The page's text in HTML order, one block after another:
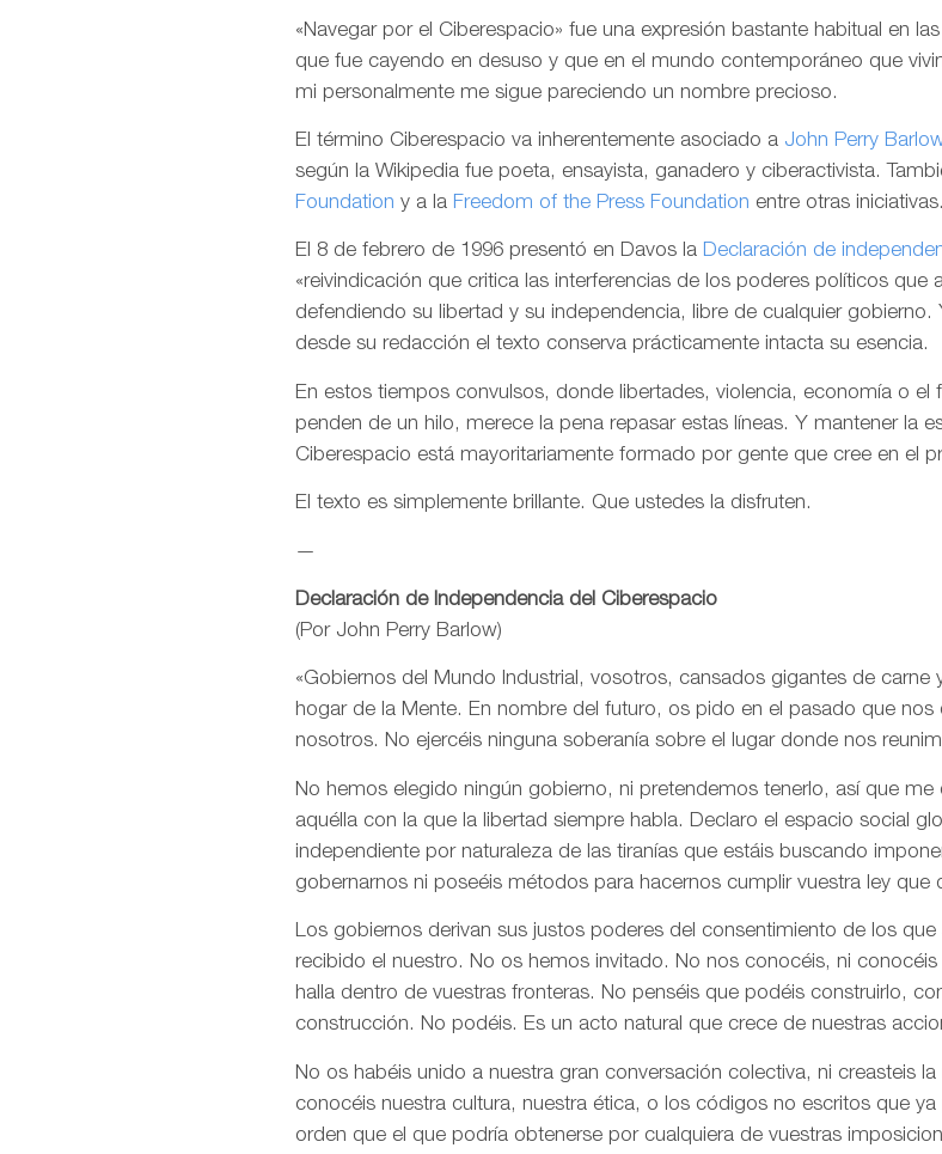
«Navegar por el Ciberespacio» fue una expresión bastante habitual en
que fue cayendo en desuso y que en el mundo contemporáneo que
mi personalmente me sigue pareciendo un nombre precioso.
El término Ciberespacio va inherentemente asociado a John Perry
según la Wikipedia fue poeta, ensayista, ganadero y ciberactivista.
Foundation y a la Freedom of the Press Foundation entre otras iniciativas.
El 8 de febrero de 1996 presentó en Davos la Declaración de
«reivindicación que critica las interferencias de los poderes políticos que
defendiendo su libertad y su independencia, libre de cualquier
desde su redacción el texto conserva prácticamente intacta su esencia.
En estos tiempos convulsos, donde libertades, violencia, economía o
penden de un hilo, merece la pena repasar estas líneas. Y mantener la
Ciberespacio está mayoritariamente formado por gente que cree en el
El texto es simplemente brillante. Que ustedes la disfruten.
—
Declaración de Independencia del Ciberespacio
(Por John Perry Barlow)
«Gobiernos del Mundo Industrial, vosotros, cansados gigantes de
hogar de la Mente. En nombre del futuro, os pido en el pasado que
nosotros. No ejercéis ninguna soberanía sobre el lugar donde nos
No hemos elegido ningún gobierno, ni pretendemos tenerlo, así que
aquélla con la que la libertad siempre habla. Declaro el espacio social
independiente por naturaleza de las tiranías que estáis buscando
gobernarnos ni poseéis métodos para hacernos cumplir vuestra ley que
Los gobiernos derivan sus justos poderes del consentimiento de los
recibido el nuestro. No os hemos invitado. No nos conocéis, ni
halla dentro de vuestras fronteras. No penséis que podéis construirlo,
construcción. No podéis. Es un acto natural que crece de nuestras
No os habéis unido a nuestra gran conversación colectiva, ni creasteis
conocéis nuestra cultura, nuestra ética, o los códigos no escritos que
orden que el que podría obtenerse por cualquiera de vuestras